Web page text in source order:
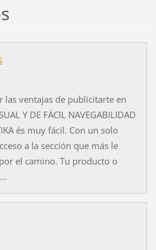
las ventajas de publicitarte en
Y DE FÁCIL NAVEGABILIDAD
és muy fácil. Con un solo
a la sección que más le
el camino. Tu producto o